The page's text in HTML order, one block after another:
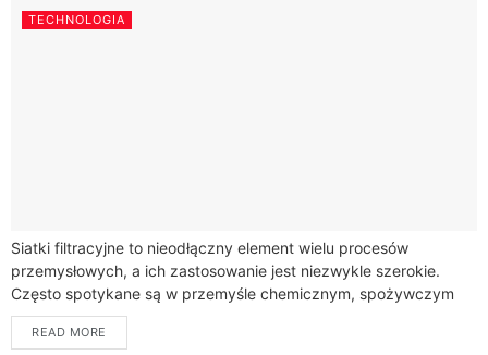
TECHNOLOGIA
Siatki filtracyjne to nieodłączny element wielu procesów
przemysłowych, a ich zastosowanie jest niezwykle szerokie.
Często spotykane są w przemyśle chemicznym, spożywczym
czy farmaceutycznym, gdzie ich głównym zadaniem jest
oddzielanie ciał...
READ MORE